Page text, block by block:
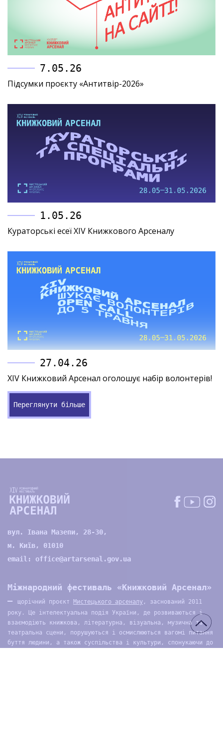
7.05.26
Підсумки проєкту «Антитвір-2026»
1.05.26
Кураторські есеї XIV Книжкового Арсеналу
27.04.26
XIV Книжковий Арсенал оголошує набір волонтерів!
Переглянути більше
вул. Івана Мазепи, 28-30,
м. Київ, 01010
email: office@artarsenal.gov.ua
Міжнародний фестиваль «Книжковий Арсенал»
—
щорічний проєкт Мистецького арсеналу , заснований 2011
року. Це інтелектуальна подія України, де розвиваються і
взаємодіють книжкова, літературна, візуальна, музична та
театральна сцени, порушуються і осмислюються вагомі питання
буття людини, а також суспільства і культури, спонукаючи до